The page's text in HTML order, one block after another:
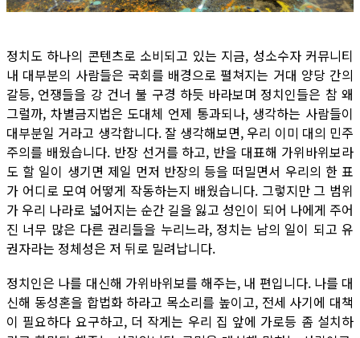
정치도 하나의 콘텐츠로 소비되고 있는 지금, 성소수자 커뮤니티
내 대부분의 사람들은 국회를 배경으로 펼쳐지는 거대 양당 간의
갈등, 언쟁들을 강 건너 불 구경 하듯 바라보며 정치인들은 참 왜
그럴까, 차별금지법은 도대체 언제 통과되나, 생각하는 사람들이
대부분일 거라고 생각합니다. 잘 생각해보면, 우리 이미 대의 민주
주의를 배웠습니다. 반장 선거를 하고, 반을 대표해 가위바위보라
도 할 일이 생기면 제일 먼저 반장의 등을 떠밀면서 우리의 한 표
가 어디로 모여 어떻게 작동하는지 배웠습니다. 그렇지만 그 범위
가 우리 나라로 넓어지는 순간 길을 잃고 성인이 되어 나에게 주어
진 너무 많은 다른 권리들을 누리느라, 정치는 남의 일이 되고 유
권자라는 정체성은 저 뒤로 밀려납니다.
정치인은 나를 대신해 가위바위보를 해주는, 내 편입니다. 나를 대
신해 동성혼을 합법화 하라고 목소리를 높이고, 전세 사기에 대책
이 필요하다 요구하고, 더 작게는 우리 집 앞에 가로등 좀 설치하